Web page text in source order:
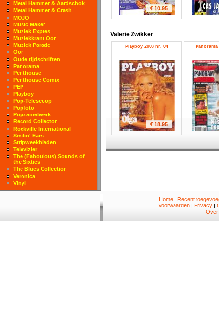
€ 10.95
Valerie Zwikker
Playboy 2003 nr. 04
€ 18.95
Panorama
Metal Hammer & Aardschok
Metal Hammer & Crash
MOJO
Music Maker
Muziek Expres
Muziekkrant Oor
Muziek Parade
Oor
Oude tijdschriften
Panorama
Penthouse
Penthouse Comix
PEP
Playboy
Pop-Telescoop
Popfoto
Popzamelwerk
Record Collector
Rockville International
Smilin' Ears
Stripweekbladen
Televizier
The (Faboulous) Sounds of
the Sixties
The Blues Collection
Veronica
Vinyl
Home| Recent
Voorwaarden | Privacy |
Over